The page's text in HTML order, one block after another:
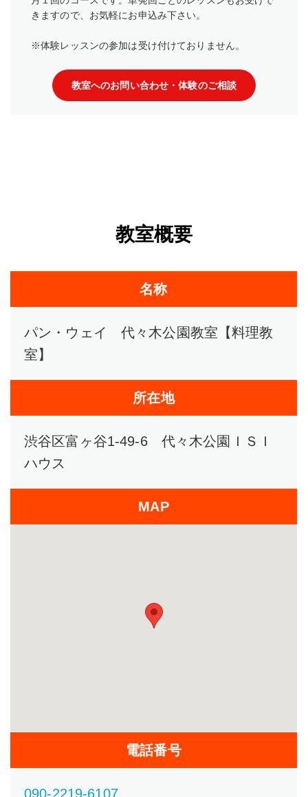
きますので、お気軽にお申込み下さい。
※体験レッスンの参加は受け付けておりません。
教室へのお問い合わせ・体験のご相談
教室概要
名称
パン・ウェイ 代々木公園教室【料理教
室】
所在地
渋谷区富ヶ谷1-49-6 代々木公園ＩＳＩ
ハウス
MAP
電話番号
090-2219-6107